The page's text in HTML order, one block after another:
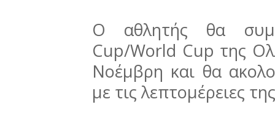
Ο αθλητής θα
Cup/World Cup της
Νοέμβρη και θα
με τις λεπτομέρειες